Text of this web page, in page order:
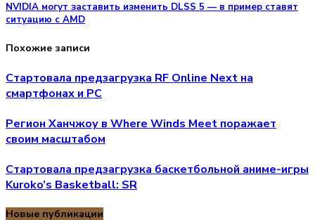
NVIDIA могут заставить изменить DLSS 5 — в пример ставят
ситуацию с AMD
Похожие записи
Стартовала предзагрузка RF Online Next на
смартфонах и PC
Регион Ханчжоу в Where Winds Meet поражает
своим масштабом
Стартовала предзагрузка баскетбольной аниме-игры
Kuroko’s Basketball: SR
Новые публикации